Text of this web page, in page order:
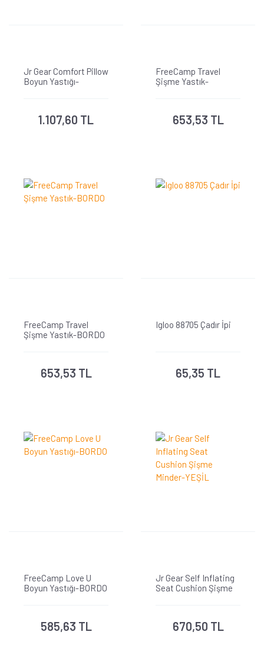
Jr Gear Comfort Pillow
Boyun Yastığı-
1.107,60 TL
FreeCamp Travel
Şişme Yastık-
653,53 TL
FreeCamp Travel
Şişme Yastık-BORDO
653,53 TL
Igloo 88705 Çadır İpi
65,35 TL
FreeCamp Love U
Boyun Yastığı-BORDO
585,63 TL
Jr Gear Self Inflating
Seat Cushion Şişme
670,50 TL